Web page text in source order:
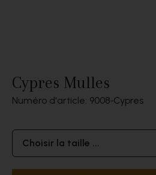
Cypres Mulles
Numéro d'article: 9008 Cypres
Choisir la taille ...